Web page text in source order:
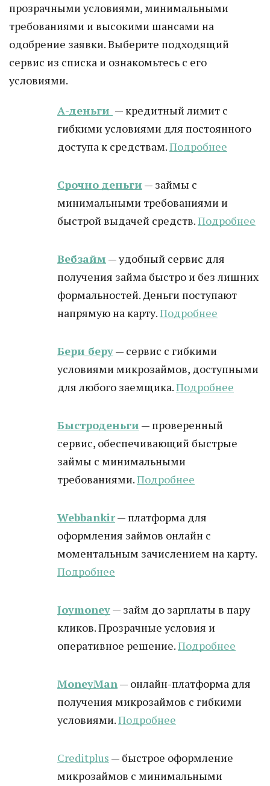
прозрачными условиями, минимальными
требованиями и высокими шансами на
одобрение заявки. Выберите подходящий
сервис из списка и ознакомьтесь с его
условиями.
А-деньги — кредитный лимит с
гибкими условиями для постоянного
доступа к средствам.Подробнее
Срочно деньги — займы с
минимальными требованиями и
быстрой выдачей средств.Подробнее
Вебзайм — удобный сервис для
получения займа быстро и без лишних
формальностей. Деньги поступают
напрямую на карту.Подробнее
Бери беру— сервис с гибкими
условиями микрозаймов, доступными
для любого заемщика.Подробнее
Быстроденьги — проверенный
сервис, обеспечивающий быстрые
займы с минимальными
требованиями.Подробнее
Webbankir— платформа для
оформления займов онлайн с
моментальным зачислением на карту.
Подробнее
Joymoney— займ до зарплаты в пару
кликов. Прозрачные условия и
оперативное решение.Подробнее
MoneyMan— онлайн-платформа для
получения микрозаймов с гибкими
условиями.Подробнее
Creditplus — быстрое оформление
микрозаймов с минимальными